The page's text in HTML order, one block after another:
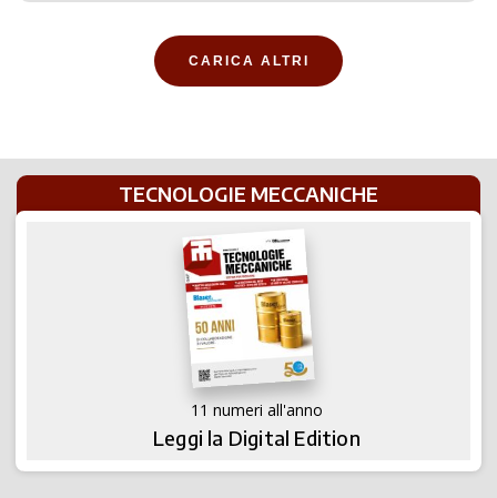
CARICA ALTRI
TECNOLOGIE MECCANICHE
11 numeri all'anno
Leggi la Digital Edition